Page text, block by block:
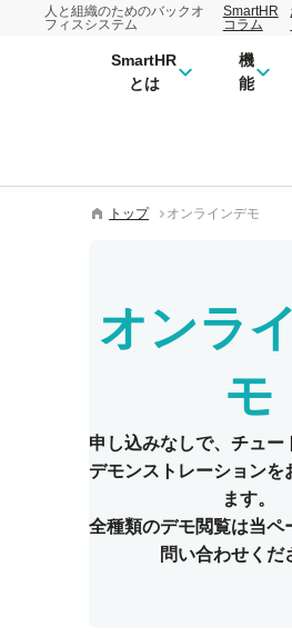
人と組織のためのバックオ
フィスシステム
SmartHR
コラム
SmartHR
とは
機
能
トップ オンラインデモ
オンラ
モ
申し込みなしで、チュー
デモンストレーションを
ます。
全種類のデモ閲覧は当ペ
問い合わせくだ